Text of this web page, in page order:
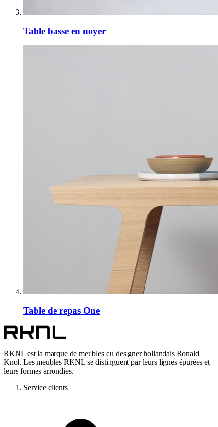
Table basse en noyer
Table de repas One
RKNL est la marque de meubles du designer hollandais Ronald
Knol. Les meubles RKNL se distinguent par leurs lignes épurées et
leurs formes arrondies.
Service clients